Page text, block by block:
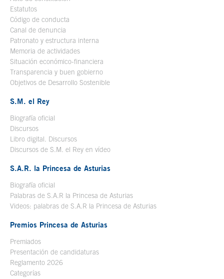
Estatutos
Código de conducta
Canal de denuncia
Patronato y estructura interna
Memoria de actividades
Situación económico-financiera
Transparencia y buen gobierno
Objetivos de Desarrollo Sostenible
S.M. el Rey
Biografía oficial
Discursos
Libro digital. Discursos
Discursos de S.M. el Rey en vídeo
S.A.R. la Princesa de Asturias
Biografía oficial
Palabras de S.A.R la Princesa de Asturias
Videos: palabras de S.A.R la Princesa de Asturias
Premios Princesa de Asturias
Premiados
Presentación de candidaturas
Reglamento 2026
Categorías